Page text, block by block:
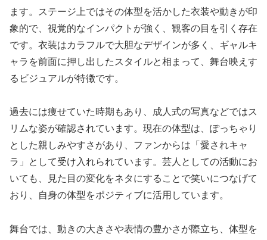
ます。ステージ上ではその体型を活かした衣装や動きが印
象的で、視覚的なインパクトが強く、観客の目を引く存在
です。衣装はカラフルで大胆なデザインが多く、ギャルキ
ャラを前面に押し出したスタイルと相まって、舞台映えす
るビジュアルが特徴です。
過去には痩せていた時期もあり、成人式の写真などではス
リムな姿が確認されています。現在の体型は、ぽっちゃり
とした親しみやすさがあり、ファンからは「愛されキャ
ラ」として受け入れられています。芸人としての活動にお
いても、見た目の変化をネタにすることで笑いにつなげて
おり、自身の体型をポジティブに活用しています。
舞台では、動きの大きさや表情の豊かさが際立ち、体型を